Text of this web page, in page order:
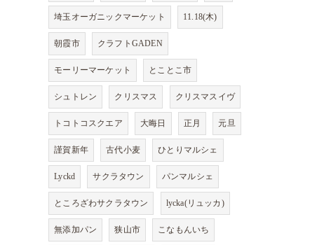
埼玉オーガニックマーケット 11.18(木)
朝霞市 クラフトGADEN
モーリーマーケット とことこ市
シュトレン クリスマス クリスマスイヴ
トコトコスクエア 大晦日 正月 元旦
謹賀新年 古代小麦 ひとりマルシェ
Lyckd サクラタウン パンマルシェ
ところざわサクラタウン lycka(リュッカ)
無添加パン 狭山市 こなもんいち